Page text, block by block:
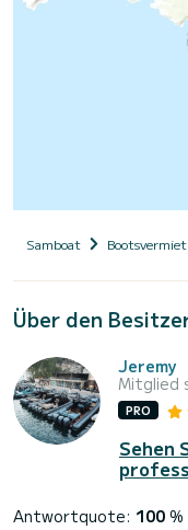
Samboat
Über den
Jeremy
Mitglied
PRO
Sehen
Antwortquote: 100 %